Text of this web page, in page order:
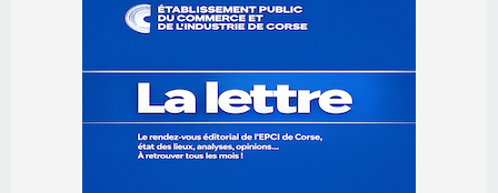
09/08/2026 16:04
Sénatoriales 2B – Jean-François Gaspari retire
sa candidature